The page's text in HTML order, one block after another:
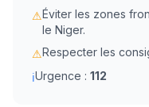
⚠Éviter les zones
le Niger.
⚠Respecter les
ℹUrgence : 112